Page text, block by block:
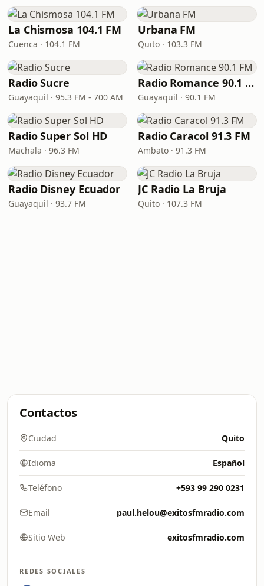
La Chismosa 104.1 FM
Cuenca · 104.1 FM
Urbana FM
Quito · 103.3 FM
Radio Sucre
Guayaquil · 95.3 FM - 700 AM
Radio Romance 90.1 FM
Guayaquil · 90.1 FM
Radio Super Sol HD
Machala · 96.3 FM
Radio Caracol 91.3 FM
Ambato · 91.3 FM
Radio Disney Ecuador
Guayaquil · 93.7 FM
JC Radio La Bruja
Quito · 107.3 FM
Contactos
Ciudad Quito
Idioma Español
Teléfono +593 99 290 0231
Email paul.helou@exitosfmradio.com
Sitio Web exitosfmradio.com
REDES SOCIALES